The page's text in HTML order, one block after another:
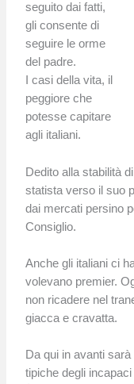
seguito dai fatti,
gli consente di
seguire le orme
del padre.
I casi della vita, il
peggiore che
potesse capitare
agli italiani.
Dedito alla stabilità
statista verso il suo
dai mercati persino
Consiglio.
Anche gli italiani ci
volevano premier.
non ricadere nel
giacca e cravatta.
Da qui in avanti
tipiche degli